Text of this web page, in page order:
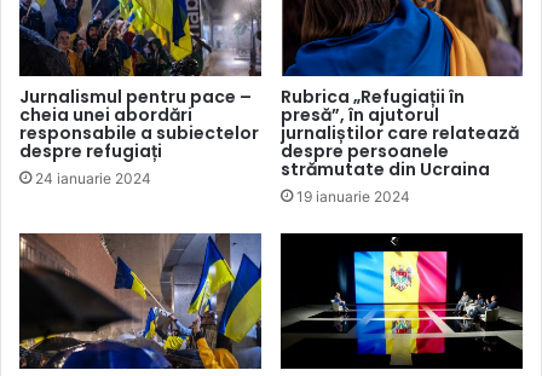
Jurnalismul pentru pace –
cheia unei abordări
responsabile a subiectelor
despre refugiați
24 ianuarie 2024
Rubrica „Refugiații în
presă”, în ajutorul
jurnaliștilor care relatează
despre persoanele
strămutate din Ucraina
19 ianuarie 2024